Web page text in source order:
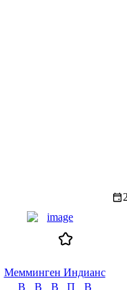
Мемминген Индианс
В
В В П В